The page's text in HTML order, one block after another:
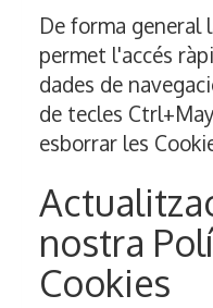
De forma general
permet l'accés
dades de
de tecles
esborrar les
nostra
Cookies